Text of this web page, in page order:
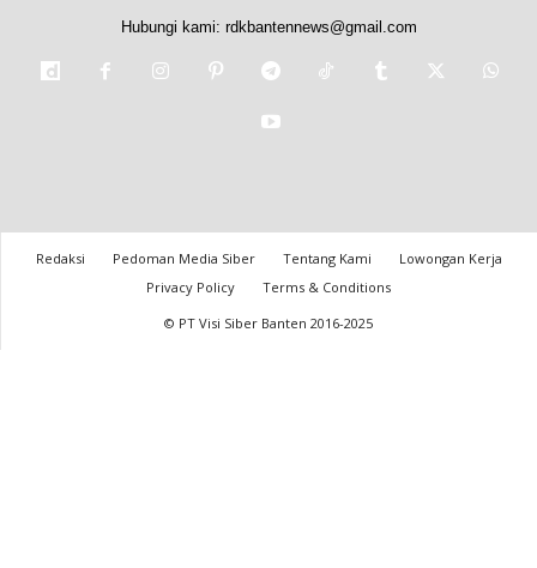
Hubungi kami: rdkbantennews@gmail.com
Redaksi Pedoman Media Siber Tentang Kami
Lowongan Kerja
Privacy Policy
Terms & Conditions
© PT Visi Siber Banten 2016-2025